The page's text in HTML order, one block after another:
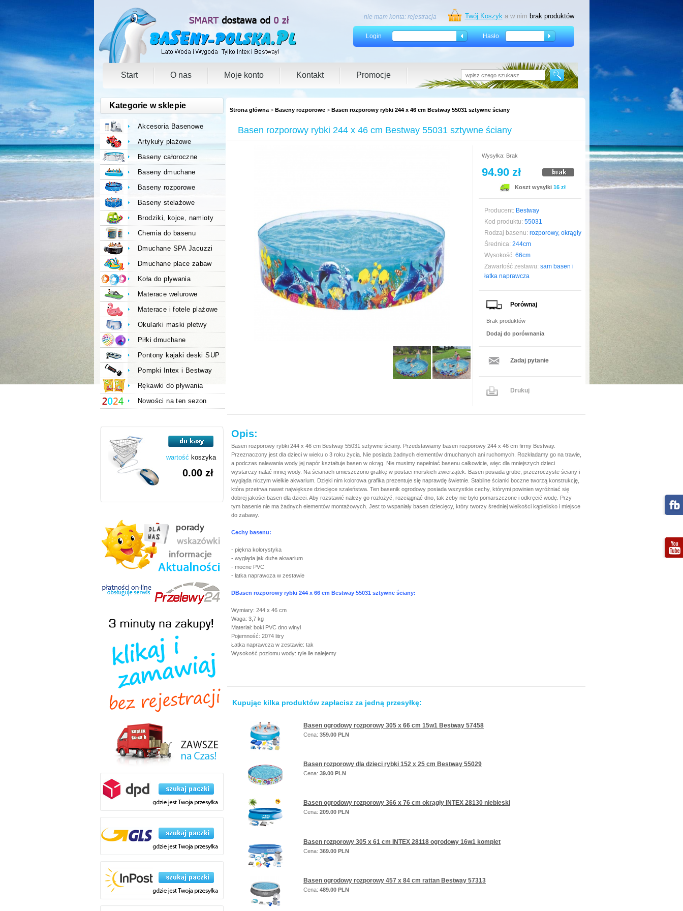
Twój Koszyka w nim brak produktów
nie mam konta: rejestracja
Login Hasło
Start O nas Moje konto Kontakt Promocje
Strona główna > Baseny rozporowe > Basen rozporowy rybki 244 x 46 cm Bestway 55031 sztywne ściany
Basen rozporowy rybki 244 x 46 cm Bestway 55031 sztywne ściany
Wysyłka: Brak
94.90 zł
Koszt wysyłki 16 zł
Producent: Bestway
Kod produktu: 55031
Rodzaj basenu: rozporowy, okrągły
Średnica: 244cm
Wysokość: 66cm
Zawartość zestawu: sam basen i
łatka naprawcza
Porównaj
Brak produktów
Dodaj do porównania
Zadaj pytanie
Drukuj
Opis:
Basen rozporowy rybki 244 x 46 cm Bestway 55031 sztywne ściany. Przedstawiamy basen rozporowy 244 x 46 cm firmy Bestway.
Przeznaczony jest dla dzieci w wieku o 3 roku życia. Nie posiada żadnych elementów dmuchanych ani ruchomych. Rozkładamy go na trawie,
a podczas nalewania wody jej napór kształtuje basen w okrąg. Nie musimy napełniać basenu całkowicie, więc dla mniejszych dzieci
wystarczy nalać mniej wody. Na ścianach umieszczono grafikę w postaci morskich zwierzątek. Basen posiada grube, przezroczyste ściany i
wygląda niczym wielkie akwarium. Dzięki nim kolorowa grafika prezentuje się naprawdę świetnie. Stabilne ścianki boczne tworzą konstrukcję,
która przetrwa nawet największe dziecięce szaleństwa. Ten basenik ogrodowy posiada wszystkie cechy, którymi powinien wyróżniać się
dobrej jakości basen dla dzieci. Aby rozstawić należy go rozłożyć, rozciągnąć dno, tak żeby nie było pomarszczone i odkręcić wodę. Przy
tym basenie nie ma żadnych elementów montażowych. Jest to wspaniały basen dziecięcy, który tworzy średniej wielkości kąpielisko i miejsce
do zabawy.
Cechy basenu:
- piękna kolorystyka
- wygląda jak duże akwarium
- mocne PVC
- łatka naprawcza w zestawie
DBasen rozporowy rybki 244 x 66 cm Bestway 55031 sztywne ściany:
Wymiary: 244 x 46 cm
Waga: 3,7 kg
Materiał: boki PVC dno winyl
Pojemność: 2074 litry
Łatka naprawcza w zestawie: tak
Wysokość poziomu wody: tyle ile nalejemy
Kupując kilka produktów zapłacisz za jedną przesyłkę:
Basen ogrodowy rozporowy 305 x 66 cm 15w1 Bestway 57458
Cena: 359.00 PLN
Basen rozporowy dla dzieci rybki 152 x 25 cm Bestway 55029
Cena: 39.00 PLN
Basen ogrodowy rozporowy 366 x 76 cm okrągły INTEX 28130 niebieski
Cena: 209.00 PLN
Basen rozporowy 305 x 61 cm INTEX 28118 ogrodowy 16w1 komplet
Cena: 369.00 PLN
Basen ogrodowy rozporowy 457 x 84 cm rattan Bestway 57313
Cena: 489.00 PLN
Kategorie w sklepie
Akcesoria Basenowe
Artykuły plażowe
Baseny całoroczne
Baseny dmuchane
Baseny rozporowe
Baseny stelażowe
Brodziki, kojce, namioty
Chemia do basenu
Dmuchane SPA Jacuzzi
Dmuchane place zabaw
Koła do pływania
Materace welurowe
Materace i fotele plażowe
Okularki maski płetwy
Piłki dmuchane
Pontony kajaki deski SUP
Pompki Intex i Bestway
Rękawki do pływania
Nowości na ten sezon
wartość koszyka
0.00 zł